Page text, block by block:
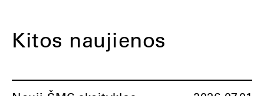
Kitos naujienos